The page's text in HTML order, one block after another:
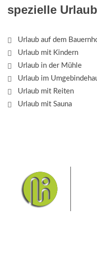
spezielle
Urlaub auf dem
Urlaub mit Kindern
Urlaub in der Mühle
Urlaub im
Urlaub mit Reiten
Urlaub mit Sauna